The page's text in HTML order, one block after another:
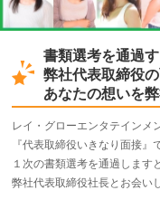
書類選考を通過
弊社代表取締役
あなたの想いを
レイ・グローエンタテインメ
『代表取締役いきなり面接』
１次の書類選考を通過します
弊社代表取締役社長とお会い